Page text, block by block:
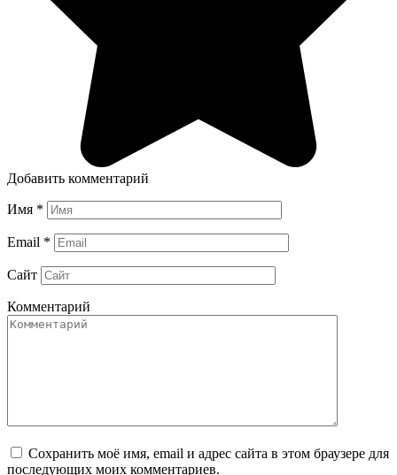
Добавить комментарий
Имя *
Email *
Сайт
Комментарий
Сохранить моё имя, email и адрес сайта в этом браузере для
последующих моих комментариев.